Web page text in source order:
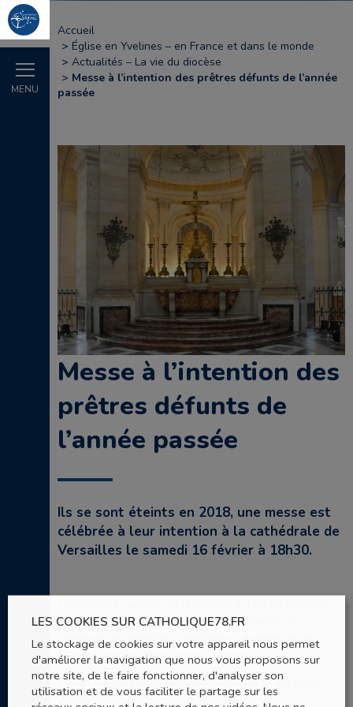
MENU
Accueil
Église en Yvelines – en France et dans le monde
Actualités – La vie du diocèse
Messe à l’intention des prêtres défunts de l’année
passée
Messe à l’intention des
prêtres défunts de
l’année passée
Ils se sont éteints en 2018, une messe est
célébrée à leur intention à la cathédrale de
Versailles le samedi 16 février à 18h30.
par Mgr Bruno Valentin, seront célébrées en
présence du chapitre cathédrale à l’intention des
prêtres défunts de l’année écoulée :
Père Dominique Despréaux : décédé le 28 mars
2018,
LES COOKIES SUR CATHOLIQUE78.FR
Le stockage de cookies sur votre appareil nous permet
d'améliorer la navigation que nous vous proposons sur
notre site, de le faire fonctionner, d'analyser son
utilisation et de vous faciliter le partage sur les